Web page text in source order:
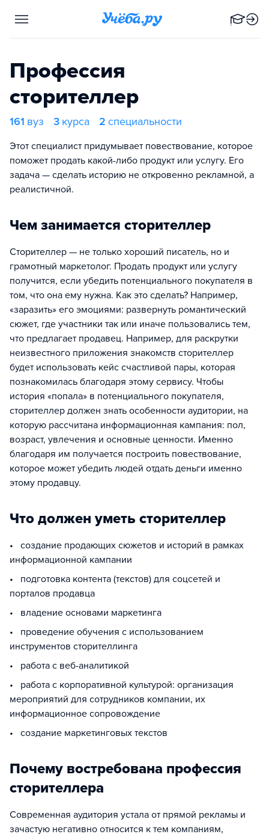
Профессия
сторителлер
161 вуз 3 курса 2 специальности
Этот специалист придумывает повествование, которое
поможет продать какой-либо продукт или услугу. Его
задача — сделать историю не откровенно рекламной, а
реалистичной.
Чем занимается сторителлер
Сторителлер — не только хороший писатель, но и
грамотный маркетолог. Продать продукт или услугу
получится, если убедить потенциального покупателя в
том, что она ему нужна. Как это сделать? Например,
«заразить» его эмоциями: развернуть романтический
сюжет, где участники так или иначе пользовались тем,
что предлагает продавец. Например, для раскрутки
неизвестного приложения знакомств сторителлер
будет использовать кейс счастливой пары, которая
познакомилась благодаря этому сервису. Чтобы
история «попала» в потенциального покупателя,
сторителлер должен знать особенности аудитории, на
которую рассчитана информационная кампания: пол,
возраст, увлечения и основные ценности. Именно
благодаря им получается построить повествование,
которое может убедить людей отдать деньги именно
этому продавцу.
Что должен уметь сторителлер
• создание продающих сюжетов и историй в рамках
информационной кампании
• подготовка контента (текстов) для соцсетей и
порталов продавца
• владение основами маркетинга
• проведение обучения с использованием
инструментов сторителлинга
• работа с веб-аналитикой
• работа с корпоративной культурой: организация
мероприятий для сотрудников компании, их
информационное сопровождение
• создание маркетинговых текстов
Почему востребована профессия
сторителлера
Современная аудитория устала от прямой рекламы и
зачастую негативно относится к тем компаниям,